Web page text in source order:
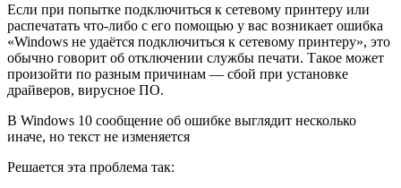
Если при попытке подключиться к сетевому принтеру или
распечатать что-либо с его помощью у вас возникает ошибка
«Windows не удаётся подключиться к сетевому принтеру», это
обычно говорит об отключении службы печати. Такое может
произойти по разным причинам — сбой при установке
драйверов, вирусное ПО.
В Windows 10 сообщение об ошибке выглядит несколько
иначе, но текст не изменяется
Решается эта проблема так: